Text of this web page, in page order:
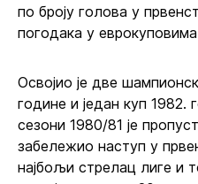
по броју голова у
погодака у
Освојио је две
године и један куп 1982.
сезони 1980/81 је
забележио наступ у
најбољи стрелац лиге и